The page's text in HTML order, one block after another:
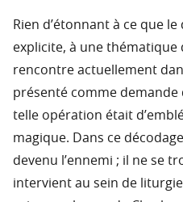
Rien d’étonnant à ce que
explicite, à une thématique
rencontre actuellement
présenté comme demande
telle opération était
magique. Dans ce
devenu l’ennemi ; il ne se
intervient au sein de